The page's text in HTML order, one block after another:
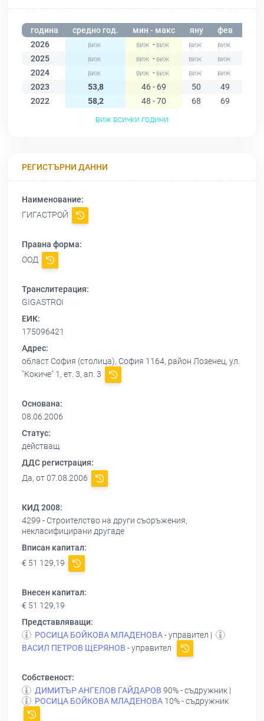
година средно год. мин - макс яну фев
2026
-
2025
-
2024
-
2023
53,8 46 - 69 50 49
2022
58,2 48 - 70 68 69
виж всички години
РЕГИСТЪРНИ ДАННИ
Наименование:
ГИГАСТРОЙ
Правна форма:
ООД
Транслитерация:
GIGASTROI
ЕИК:
175096421
Адрес:
област София (столица), София 1164, район Лозенец, ул.
"Кокиче" 1, ет. 3, ап. 3
Основана:
08.06.2006
Статус:
действащ
ДДС регистрация:
Да, от 07.08.2006
КИД 2008:
4299 - Строителство на други съоръжения,
некласифицирани другаде
Вписан капитал:
€ 51 129,19
Внесен капитал:
€ 51 129,19
Представляващи:
РОСИЦА БОЙКОВА МЛАДЕНОВА- управител |
ВАСИЛ ПЕТРОВ ЩЕРЯНОВ - управител
Собственост:
ДИМИТЪР АНГЕЛОВ ГАЙДАРОВ 90% - съдружник |
РОСИЦА БОЙКОВА МЛАДЕНОВА 10% - съдружник